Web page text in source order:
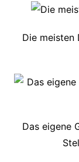
Die meisten
Das eigene